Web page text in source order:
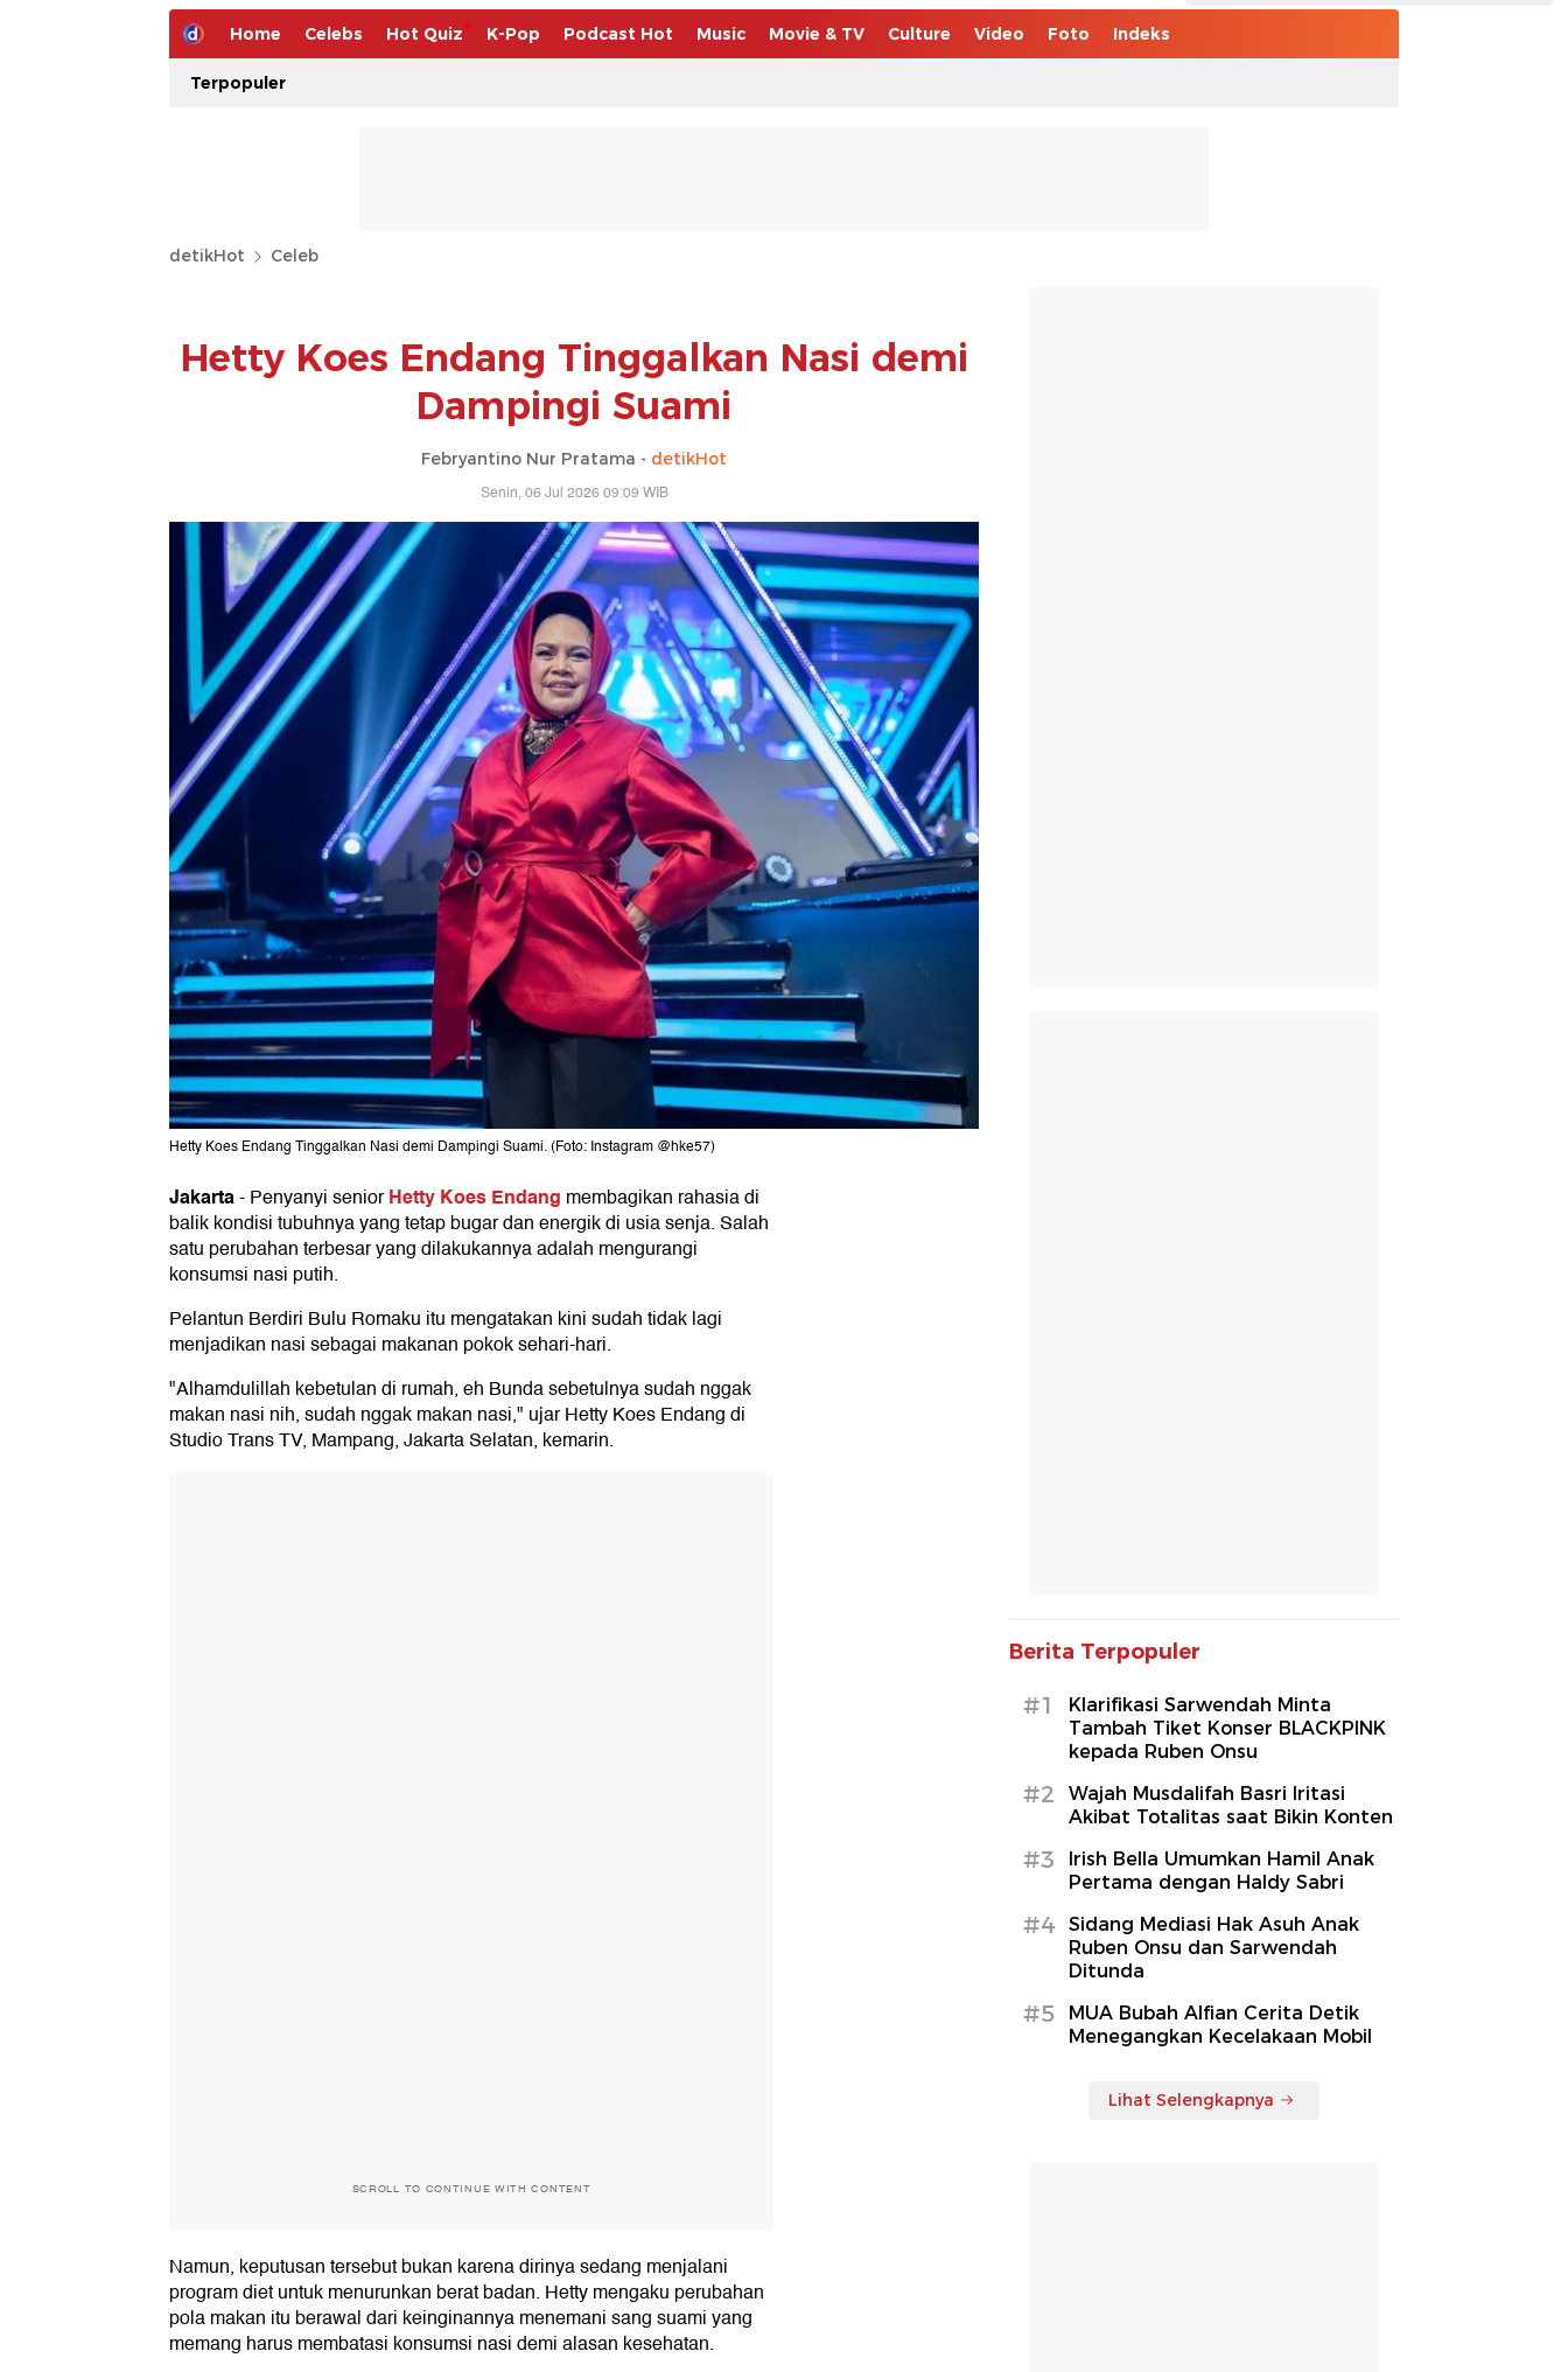
Home Celebs Hot Quiz K-Pop Podcast Hot Music Movie & TV Culture Video Foto Indeks
Terpopuler
detikHot Celeb
Hetty Koes Endang Tinggalkan Nasi demi
Dampingi Suami
Febryantino Nur Pratama - detikHot
Senin, 06 Jul 2026 09:09 WIB
Hetty Koes Endang Tinggalkan Nasi demi Dampingi Suami. (Foto: Instagram @hke57)
Jakarta-Penyanyi seniorHetty Koes Endang membagikan rahasia di
balik kondisi tubuhnya yang tetap bugar dan energik di usia senja. Salah
satu perubahan terbesar yang dilakukannya adalah mengurangi
konsumsi nasi putih.
Pelantun Berdiri Bulu Romaku itu mengatakan kini sudah tidak lagi
menjadikan nasi sebagai makanan pokok sehari-hari.
"Alhamdulillah kebetulan di rumah, eh Bunda sebetulnya sudah nggak
makan nasi nih, sudah nggak makan nasi," ujar Hetty Koes Endang di
Studio Trans TV, Mampang, Jakarta Selatan, kemarin.
SCROLL TO CONTINUE WITH CONTENT
Namun, keputusan tersebut bukan karena dirinya sedang menjalani
program diet untuk menurunkan berat badan. Hetty mengaku perubahan
pola makan itu berawal dari keinginannya menemani sang suami yang
memang harus membatasi konsumsi nasi demi alasan kesehatan.
Berita Terpopuler
#1
Klarifikasi Sarwendah Minta
Tambah Tiket Konser BLACKPINK
kepada Ruben Onsu
#2
Wajah Musdalifah Basri Iritasi
Akibat Totalitas saat Bikin Konten
#3
Irish Bella Umumkan Hamil Anak
Pertama dengan Haldy Sabri
#4
Sidang Mediasi Hak Asuh Anak
Ruben Onsu dan Sarwendah
Ditunda
#5
MUA Bubah Alfian Cerita Detik
Menegangkan Kecelakaan Mobil
Lihat Selengkapnya